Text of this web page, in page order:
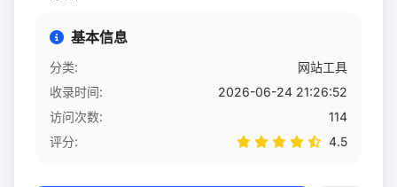
自助广告
基本信息
分类:
网站工具
收录时间:
2026-06-24 21:26:52
访问次数:
114
评分:
4.5